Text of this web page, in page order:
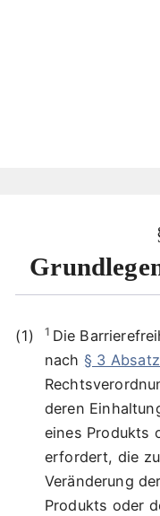
1 Die
nach § 3
deren
eines Produkts
erfordert, die
Veränderung
Produkts oder